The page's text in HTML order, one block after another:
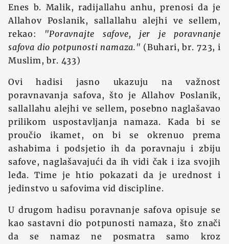
Enes b. Malik, radijallahu anhu, prenosi da je
Allahov Poslanik, sallallahu alejhi ve sellem,
rekao: "Poravnajte safove, jer je poravnanje
safova dio potpunosti namaza." (Buhari, br. 723, i
Muslim, br. 433)
Ovi hadisi jasno ukazuju na važnost
poravnavanja safova, što je Allahov Poslanik,
sallallahu alejhi ve sellem, posebno naglašavao
prilikom uspostavljanja namaza. Kada bi se
proučio ikamet, on bi se okrenuo prema
ashabima i podsjetio ih da poravnaju i zbiju
safove, naglašavajući da ih vidi čak i iza svojih
leđa. Time je htio pokazati da je urednost i
jedinstvo u safovima vid discipline.
U drugom hadisu poravnanje safova opisuje se
kao sastavni dio potpunosti namaza, što znači
da se namaz ne posmatra samo kroz